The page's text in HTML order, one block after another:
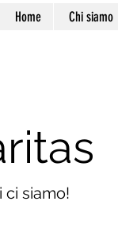
Home Chi siamo
ci siamo!